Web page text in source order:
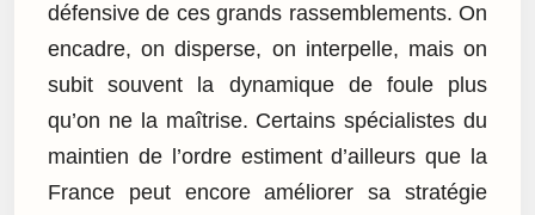
défensive de ces grands rassemblements. On
encadre, on disperse, on interpelle, mais on
subit souvent la dynamique de foule plus
qu’on ne la maîtrise. Certains spécialistes du
maintien de l’ordre estiment d’ailleurs que la
France peut encore améliorer sa stratégie